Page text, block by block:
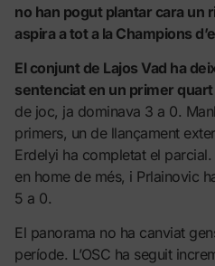
no han pogut plantar cara un
aspira a tot a la Champions
El conjunt de Lajos Vad ha
sentenciat en un primer
de joc, ja dominava 3 a 0.
primers, un de llançament
Erdelyi ha completat el
en home de més, i Prlainovic
5 a 0.
El panorama no ha canviat
període. L’OSC ha seguit